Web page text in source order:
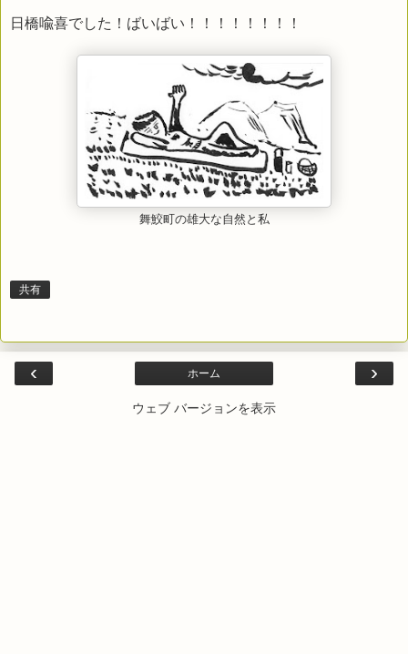
日橋喩喜でした！ばいばい！！！！！！！！
舞鮫町の雄大な自然と私
共有
‹ ›
ホーム
ウェブ バージョンを表示